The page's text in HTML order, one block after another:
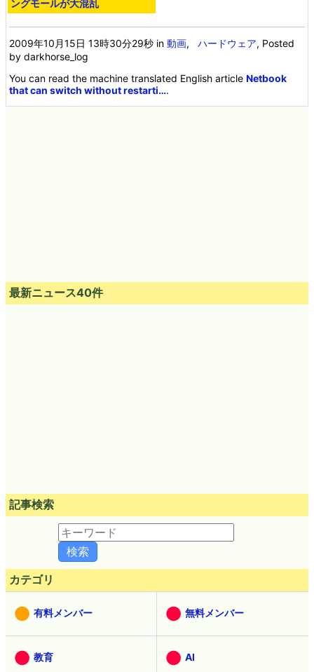
ングモールが大混乱
2009年10月15日 13時30分29秒 in動画,ハードウェア, Posted
by darkhorse_log
You can read the machine translated English articleNetbook
that can switch without restarti….
最新ニュース40件
記事検索
カテゴリ
有料メンバー 無料メンバー
教育 AI